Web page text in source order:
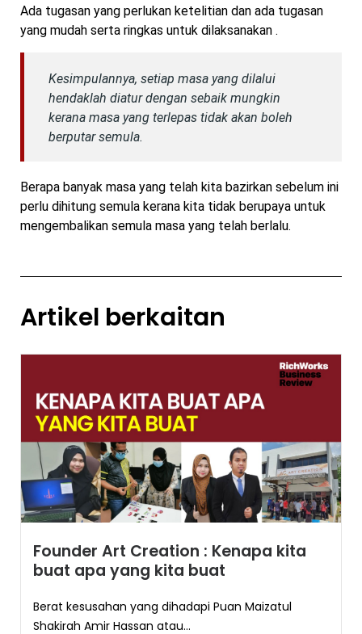
Ada tugasan yang perlukan ketelitian dan ada tugasan
yang mudah serta ringkas untuk dilaksanakan .
Kesimpulannya, setiap masa yang dilalui
hendaklah diatur dengan sebaik mungkin
kerana masa yang terlepas tidak akan boleh
berputar semula.
Berapa banyak masa yang telah kita bazirkan sebelum ini
perlu dihitung semula kerana kita tidak berupaya untuk
mengembalikan semula masa yang telah berlalu.
Artikel berkaitan
Founder Art Creation : Kenapa kita
buat apa yang kita buat
Berat kesusahan yang dihadapi Puan Maizatul
Shakirah Amir Hassan atau...